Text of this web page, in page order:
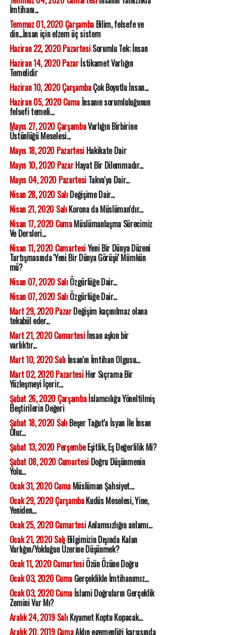
İmtihanı...
Temmuz 01, 2020 ÇarşambaBilim, felsefe ve
din...İnsan için elzem üç sistem
Haziran 22, 2020 PazartesiSorumlu Tek: İnsan
Haziran 14, 2020 Pazarİstikamet Varlığın
Temelidir
Haziran 10, 2020 ÇarşambaÇok Boyutlu İnsan...
Haziran 05, 2020 Cumaİnsanın sorumluluğunun
felsefi temeli...
Mayıs 27, 2020 ÇarşambaVarlığın Birbirine
Üstünlüğü Meselesi...
Mayıs 18, 2020 PazartesiHakikate Dair
Mayıs 10, 2020 PazarHayat Bir Dilemmadır...
Mayıs 04, 2020 PazartesiTakva'ya Dair...
Nisan 28, 2020 SalıDeğişime Dair...
Nisan 21, 2020 SalıKorona da Müslüman'dır...
Nisan 17, 2020 CumaMüslümanlaşma Sürecimiz
Ve Dersleri...
Nisan 11, 2020 CumartesiYeni Bir Dünya Düzeni
Tartışmasında 'Yeni Bir Dünya Görüşü' Mümkün
mü?
Nisan 07, 2020 SalıÖzgürlüğe Dair...
Nisan 07, 2020 SalıÖzgürlüğe Dair...
Mart 29, 2020 PazarDeğişim kaçınılmaz olana
tekabül eder...
Mart 21, 2020 Cumartesiİnsan aşkın bir
varlıktır...
Mart 10, 2020 Salıİnsan'ın İmtihan Olgusu...
Mart 02, 2020 PazartesiHer Sıçrama Bir
Yüzleşmeyi İçerir...
Şubat 26, 2020 Çarşambaİslamcılığa Yöneltilmiş
Eleştirilerin Değeri
Şubat 18, 2020 SalıBeşer Tağut'a İsyan İle İnsan
Olur...
Şubat 13, 2020 PerşembeEşitlik, Eş Değerlilik Mi?
Şubat 08, 2020 CumartesiDoğru Düşünmenin
Yolu...
Ocak 31, 2020 CumaMüslüman Şahsiyet...
Ocak 29, 2020 ÇarşambaKudüs Meselesi, Yine,
Yeniden...
Ocak 25, 2020 CumartesiAnlamsızlığın anlamı...
Ocak 21, 2020 SalıBilgimizin Dışında Kalan
Varlığın/Yokluğun Üzerine Düşünmek?
Ocak 11, 2020 CumartesiÖzün Özüne Doğru
Ocak 03, 2020 CumaGerçeklikle İmtihanımız...
Ocak 03, 2020 Cumaİslami Doğruların Gerçeklik
Zemini Var Mı?
Aralık 24, 2019 SalıKıyamet Koptu Kopacak...
Aralık 20, 2019 CumaAklın egemenliği karşısında